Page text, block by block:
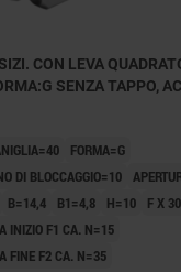
CON LEVA
SENZA TAPPO,
FORMA=G
DI BLOCCAGGIO=10
B=14,4 B1=4,8 H=10
F X
INIZIO F1 CA. N=15
FINE F2 CA. N=35